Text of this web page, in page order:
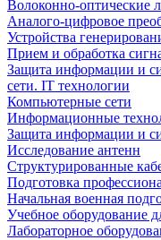
Волоконно-оптические
Аналого-цифровое
Устройства
Прием и обработка
Защита информации и
сети. IT технологии
Компьютерные сети
Информационные
Защита информации и
Исследование антенн
Структурированные
Подготовка
Начальная военная
Учебное оборудование
Лабораторное